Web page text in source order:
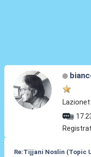
Re:Tijjani Noslin (Topic